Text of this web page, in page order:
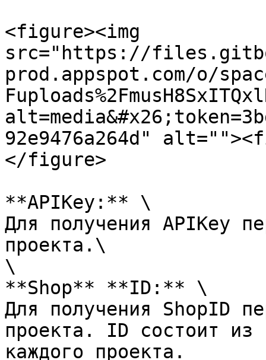
<figure><img
src="https://
prod.appspot.com/o/
92e9476a264d"
</figure>
**APIKey:** \
Для получения APIKey
проекта.\
\
**Shop** **ID:** \
Для получения ShopID
проекта. ID состоит из
каждого проекта.